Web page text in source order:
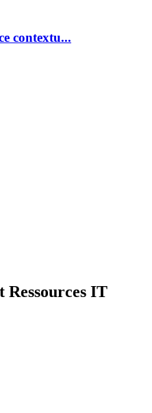
contextu...
Ressources IT